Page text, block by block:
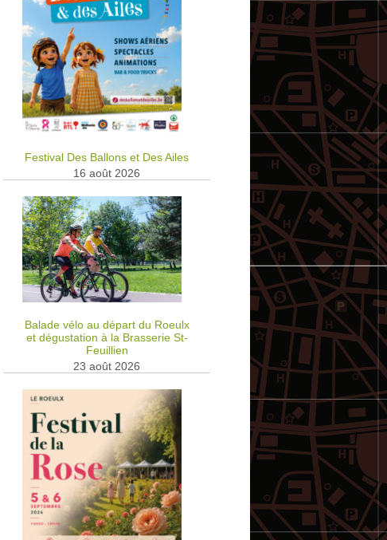
Festival Des Ballons et Des Ailes
16 août 2026
Balade vélo au départ du Roeulx
et dégustation à la Brasserie St-
Feuillien
23 août 2026